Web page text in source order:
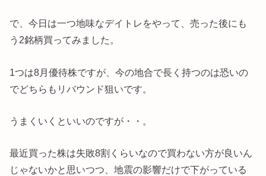
で、今日は一つ地味なデイトレをやって、売った後にも
う2銘柄買ってみました。
1つは8月優待株ですが、今の地合で長く持つのは恐いの
でどちらもリバウンド狙いです。
うまくいくといいのですが・・。
最近買った株は失敗8割くらいなので買わない方が良いん
じゃないかと思いつつ、地震の影響だけで下がっている